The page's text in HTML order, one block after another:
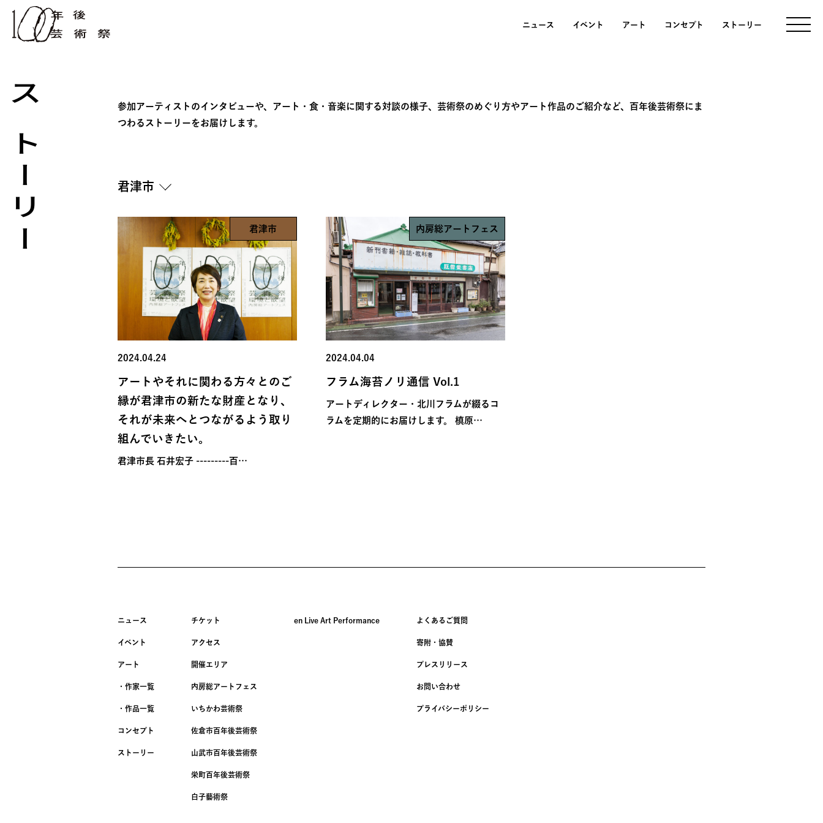
ニュース イベント アート コンセプト ストーリー
ストーリー
参加アーティストのインタビューや、アート・食・音楽に関する対談の様子、芸術祭のめぐり方やアート作品のご紹介など、百年後芸術祭にま
つわるストーリーをお届けします。
君津市
君津市
2024.04.24
アートやそれに関わる方々とのご
縁が君津市の新たな財産となり、
それが未来へとつながるよう取り
組んでいきたい。
君津市長 石井宏子 ---------百…
内房総アートフェス
2024.04.04
フラム海苔ノリ通信 Vol.1
アートディレクター・北川フラムが綴るコ
ラムを定期的にお届けします。 槙原…
ニュース
イベント
アート
・作家一覧
・作品一覧
コンセプト
ストーリー
チケット
アクセス
開催エリア
内房総アートフェス
いちかわ芸術祭
佐倉市百年後芸術祭
山武市百年後芸術祭
栄町百年後芸術祭
白子藝術祭
en Live Art Performance よくあるご質問
寄附・協賛
プレスリリース
お問い合わせ
プライバシーポリシー